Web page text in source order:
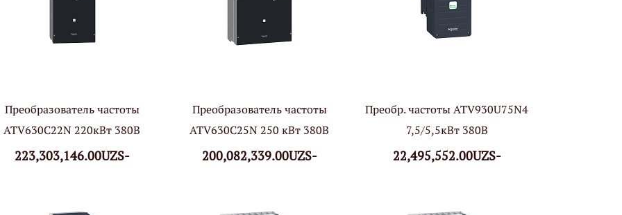
Преобразователь частоты
ATV630С22N 220кВт 380В
223,303,146.00UZS-
Преобразователь частоты
ATV630С25N 250 кВт 380В
200,082,339.00UZS-
Преобр. частоты ATV930U75N4
7,5/5,5кВт 380В
22,495,552.00UZS-